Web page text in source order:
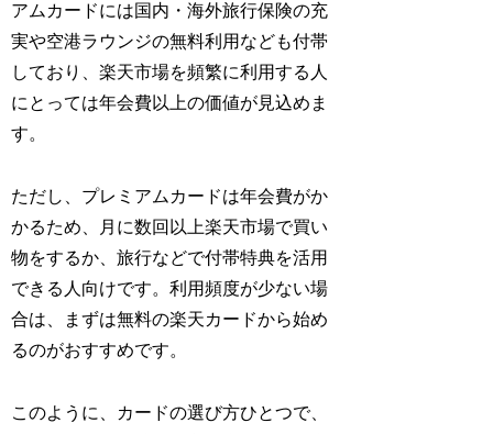
アムカードには国内・海外旅行保険の充
実や空港ラウンジの無料利用なども付帯
しており、楽天市場を頻繁に利用する人
にとっては年会費以上の価値が見込めま
す。
ただし、プレミアムカードは年会費がか
かるため、月に数回以上楽天市場で買い
物をするか、旅行などで付帯特典を活用
できる人向けです。利用頻度が少ない場
合は、まずは無料の楽天カードから始め
るのがおすすめです。
このように、カードの選び方ひとつで、